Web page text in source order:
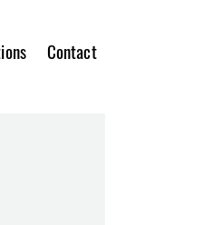
Contact